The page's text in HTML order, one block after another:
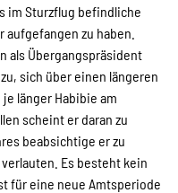
im Sturzflug befindliche
aufgefangen zu haben.
als Übergangspräsident
sich über einen längeren
länger Habibie am
scheint er daran zu
beabsichtige er zu
Es besteht kein
für eine neue Amtsperiode